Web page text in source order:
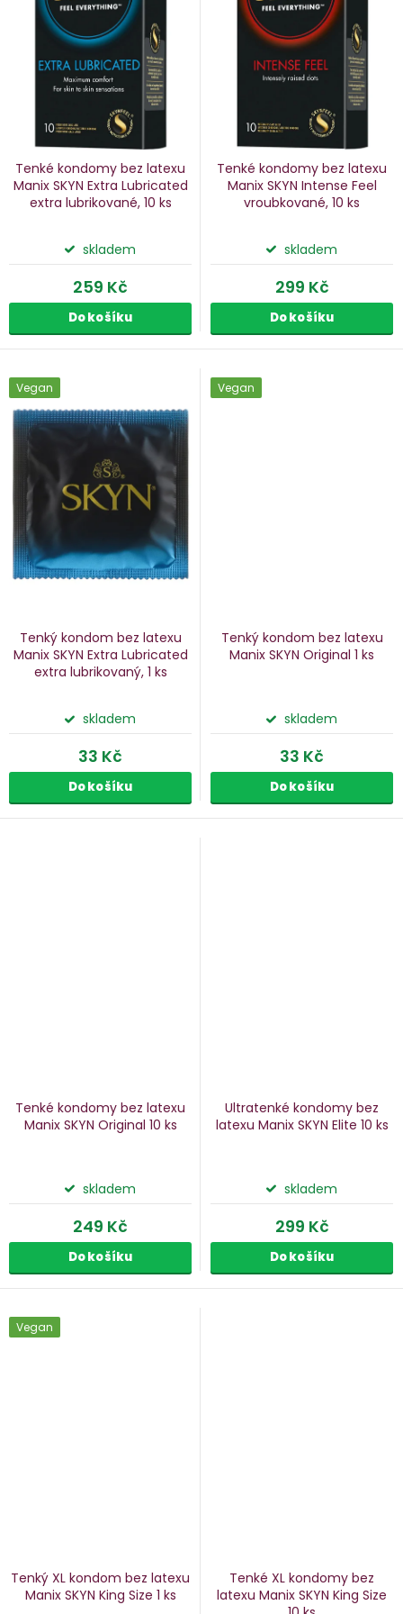
Tenké kondomy bez latexu
Manix SKYN Extra Lubricated
extra lubrikované, 10 ks
skladem
259 Kč
Do košíku
Tenké kondomy bez latexu
Manix SKYN Intense Feel
vroubkované, 10 ks
skladem
299 Kč
Do košíku
Vegan
Tenký kondom bez latexu
Manix SKYN Extra Lubricated
extra lubrikovaný, 1 ks
skladem
33 Kč
Do košíku
Vegan
Tenký kondom bez latexu
Manix SKYN Original 1 ks
skladem
33 Kč
Do košíku
Tenké kondomy bez latexu
Manix SKYN Original 10 ks
skladem
249 Kč
Do košíku
Ultratenké kondomy bez
latexu Manix SKYN Elite 10 ks
skladem
299 Kč
Do košíku
Vegan
Tenký XL kondom bez latexu
Manix SKYN King Size 1 ks
Tenké XL kondomy bez
latexu Manix SKYN King Size